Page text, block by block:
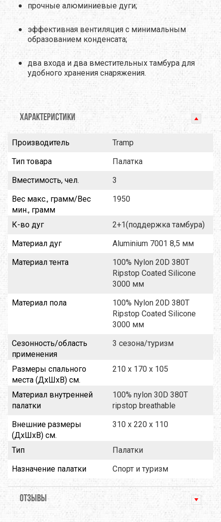
прочные алюминиевые дуги;
эффективная вентиляция с минимальным
образованием конденсата;
два входа и два вместительных тамбура для
удобного хранения снаряжения.
ХАРАКТЕРИСТИКИ
Производитель
Tramp
Тип товара
Палатка
Вместимость, чел.
3
Вес макс., грамм/Вес
мин., грамм
1950
К-во дуг
2+1(поддержка тамбура)
Материал дуг
Aluminium 7001 8,5 мм
Материал тента
100% Nylon 20D 380T
Ripstop Coated Silicone
3000 мм
Материал пола
100% Nylon 20D 380T
Ripstop Coated Silicone
3000 мм
Сезонность/область
применения
3 сезона/туризм
Размеры спального
места (ДхШхВ) см.
210 x 170 x 105
Материал внутренней
палатки
100% nylon 30D 380T
ripstop breathable
Внешние размеры
(ДхШхВ) см.
310 x 220 x 110
Тип
Палатки
Назначение палатки
Спорт и туризм
ОТЗЫВЫ